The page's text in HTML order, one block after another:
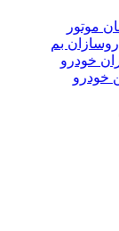
موتور
بم
خودرو
خودرو